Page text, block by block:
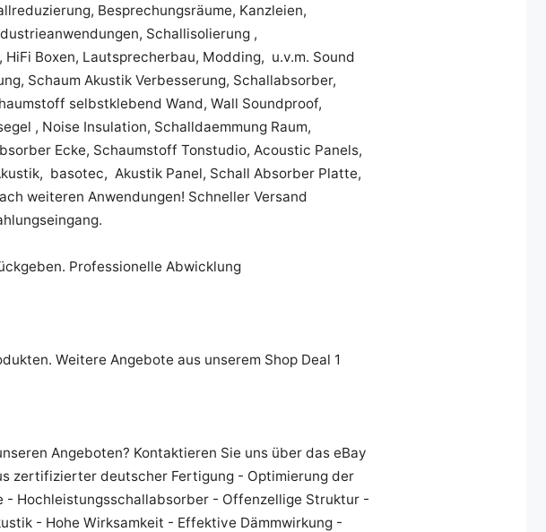
Besprechungsräume, Kanzleien,
Schallisolierung ,
Boxen, Lautsprecherbau, Modding, u.v.m. Sound
Schaum Akustik Verbesserung, Schallabsorber,
selbstklebend Wand, Wall Soundproof,
, Noise Insulation, Schalldaemmung Raum,
Ecke, Schaumstoff Tonstudio, Acoustic Panels,
basotec, Akustik Panel, Schall Absorber Platte,
weiteren Anwendungen! Schneller Versand
Professionelle Abwicklung
Weitere Angebote aus unserem Shop Deal 1
Angeboten? Kontaktieren Sie uns über das eBay
zertifizierter deutscher Fertigung - Optimierung der
Hochleistungsschallabsorber - Offenzellige Struktur -
- Hohe Wirksamkeit - Effektive Dämmwirkung -